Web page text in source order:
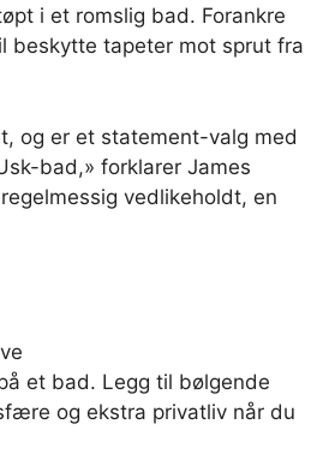
i et romslig bad. Forankre
beskytte tapeter mot sprut fra
og er et statement-valg med
bad,» forklarer James
vedlikeholdt, en
et bad. Legg til bølgende
og ekstra privatliv når du